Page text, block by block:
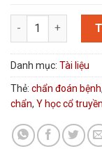
Download sách
Danh mục: Tài liệu
Thẻ: chẩn đoán bệnh,
chẩn, Y học cổ truyền